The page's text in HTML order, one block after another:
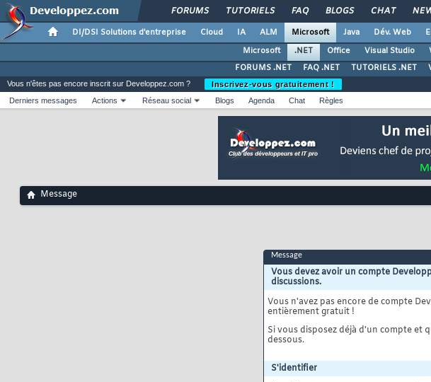
FORUMS TUTORIELS FAQ BLOGS CHAT
DI/DSI Solutions d'entreprise Cloud IA ALM Microsoft Java Dév. Web
Microsoft
.NET Office Visual Studio
FORUMS .NET
FAQ .NET TUTORIELS .NET
Vous n'êtes pas encore inscrit sur Developpez.com ?
Inscrivez-vous gratuitement !
Derniers messages
Actions Réseau social Blogs Agenda Chat Règles
Message
Message
Vous devez avoir un compte
discussions.
Vous n'avez pas encore de compte
entièrement gratuit !
Si vous disposez déjà d'un compte et
dessous.
S'identifier